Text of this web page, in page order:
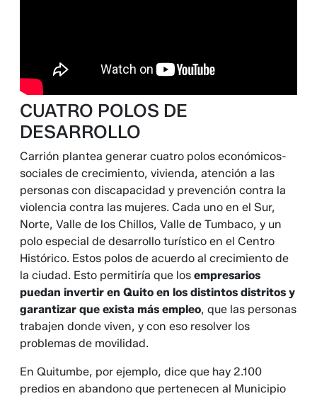
CUATRO POLOS DE
DESARROLLO
Carrión plantea generar cuatro polos económicos-
sociales de crecimiento, vivienda, atención a las
personas con discapacidad y prevención contra la
violencia contra las mujeres. Cada uno en el Sur,
Norte, Valle de los Chillos, Valle de Tumbaco, y un
polo especial de desarrollo turístico en el Centro
Histórico. Estos polos de acuerdo al crecimiento de
la ciudad. Esto permitiría que los empresarios
puedan invertir en Quito en los distintos distritos y
garantizar que exista más empleo, que las personas
trabajen donde viven, y con eso resolver los
problemas de movilidad.
En Quitumbe, por ejemplo, dice que hay 2.100
predios en abandono que pertenecen al Municipio